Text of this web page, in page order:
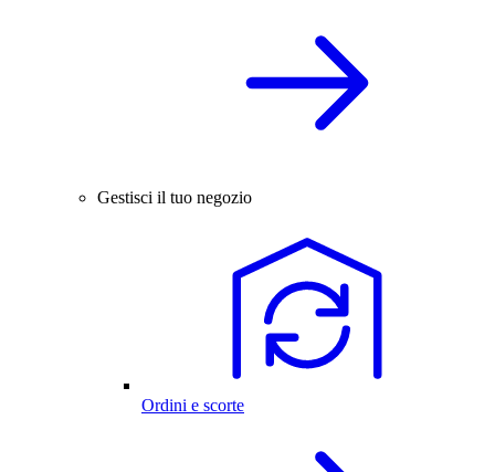
Gestisci il tuo negozio
Ordini e scorte